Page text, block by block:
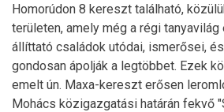
Homorúdon 8 kereszt található,
területen, amely még a régi
állíttató családok utódai, ismerősei,
gondosan ápolják a legtöbbet. Ezek
emelt ún. Maxa-kereszt erősen
Mohács közigazgatási határán fekvő